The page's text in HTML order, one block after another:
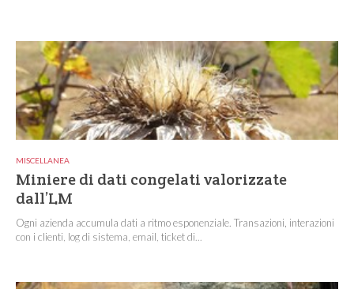
MISCELLANEA
Miniere di dati congelati valorizzate
dall’LM
Ogni azienda accumula dati a ritmo esponenziale. Transazioni, interazioni
con i clienti, log di sistema, email, ticket di...